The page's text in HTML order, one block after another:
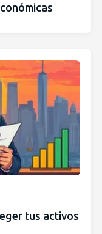
tus activos